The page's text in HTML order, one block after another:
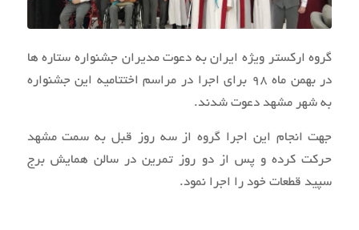
گروه ارکستر ویژه ایران به دعوت مدیران جشنواره ستاره ها
در بهمن ماه 98 برای اجرا در مراسم اختتامیه این جشنواره
به شهر مشهد دعوت شدند.
جهت انجام این اجرا گروه از سه روز قبل به سمت مشهد
حرکت کرده و پس از دو روز تمرین در سالن همایش برج
سپید قطعات خود را اجرا نمود.